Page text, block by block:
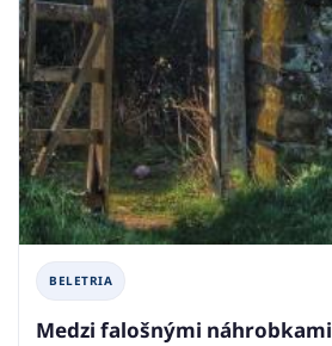
BELETRIA
Medzi falošnými náhrobkami